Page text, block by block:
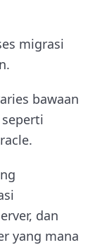
migrasi
bawaan
dan
yang mana